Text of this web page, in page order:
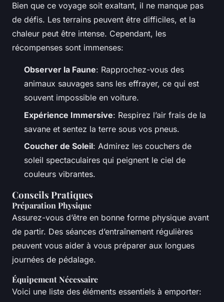
Bien que ce voyage soit exaltant, il ne manque pas
de défis. Les terrains peuvent être difficiles, et la
chaleur peut être intense. Cependant, les
récompenses sont immenses:
Observer la Faune: Rapprochez-vous des
animaux sauvages sans les effrayer, ce qui est
souvent impossible en voiture.
Expérience Immersive: Respirez l’air frais de la
savane et sentez la terre sous vos pneus.
Coucher de Soleil: Admirez les couchers de
soleil spectaculaires qui peignent le ciel de
couleurs vibrantes.
Conseils Pratiques
Préparation Physique
Assurez-vous d’être en bonne forme physique avant
de partir. Des séances d’entraînement régulières
peuvent vous aider à vous préparer aux longues
journées de pédalage.
Équipement Nécessaire
Voici une liste des éléments essentiels à emporter: